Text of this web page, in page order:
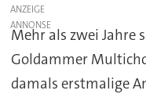
ANZEIGE
Mehr als zwei Jahre
Goldammer
damals erstmalige